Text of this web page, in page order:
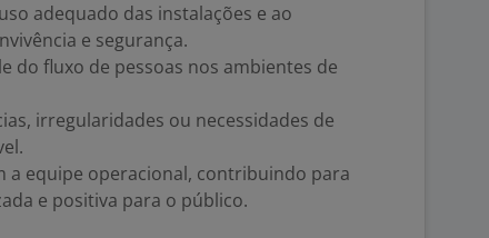
adequado das instalações e ao
e segurança.
do fluxo de pessoas nos ambientes de
irregularidades ou necessidades de
a equipe operacional, contribuindo para
e positiva para o público.